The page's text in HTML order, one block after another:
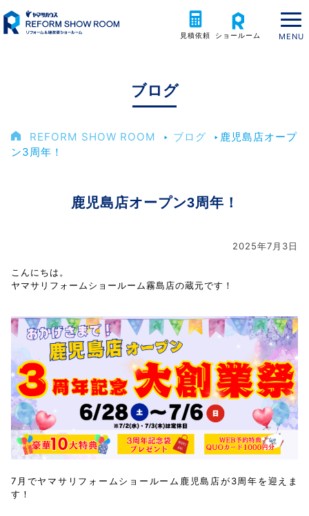
見積依頼 ショールーム
ブログ
REFORM SHOW ROOM ‣ ブログ ‣ 鹿児島店オープ
ン3周年！
鹿児島店オープン3周年！
2025年7月3日
こんにちは。
ヤマサリフォームショールーム霧島店の蔵元です！
7月でヤマサリフォームショールーム鹿児島店が3周年を迎えま
す！